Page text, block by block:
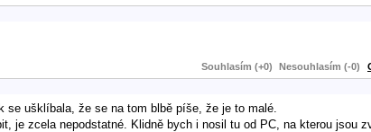
Souhlasím (+0) Nesouhlasím (-0)
se ušklíbala, že se na tom blbě píše, že je to malé.
je zcela nepodstatné. Klidně bych i nosil tu od PC, na kterou jsou